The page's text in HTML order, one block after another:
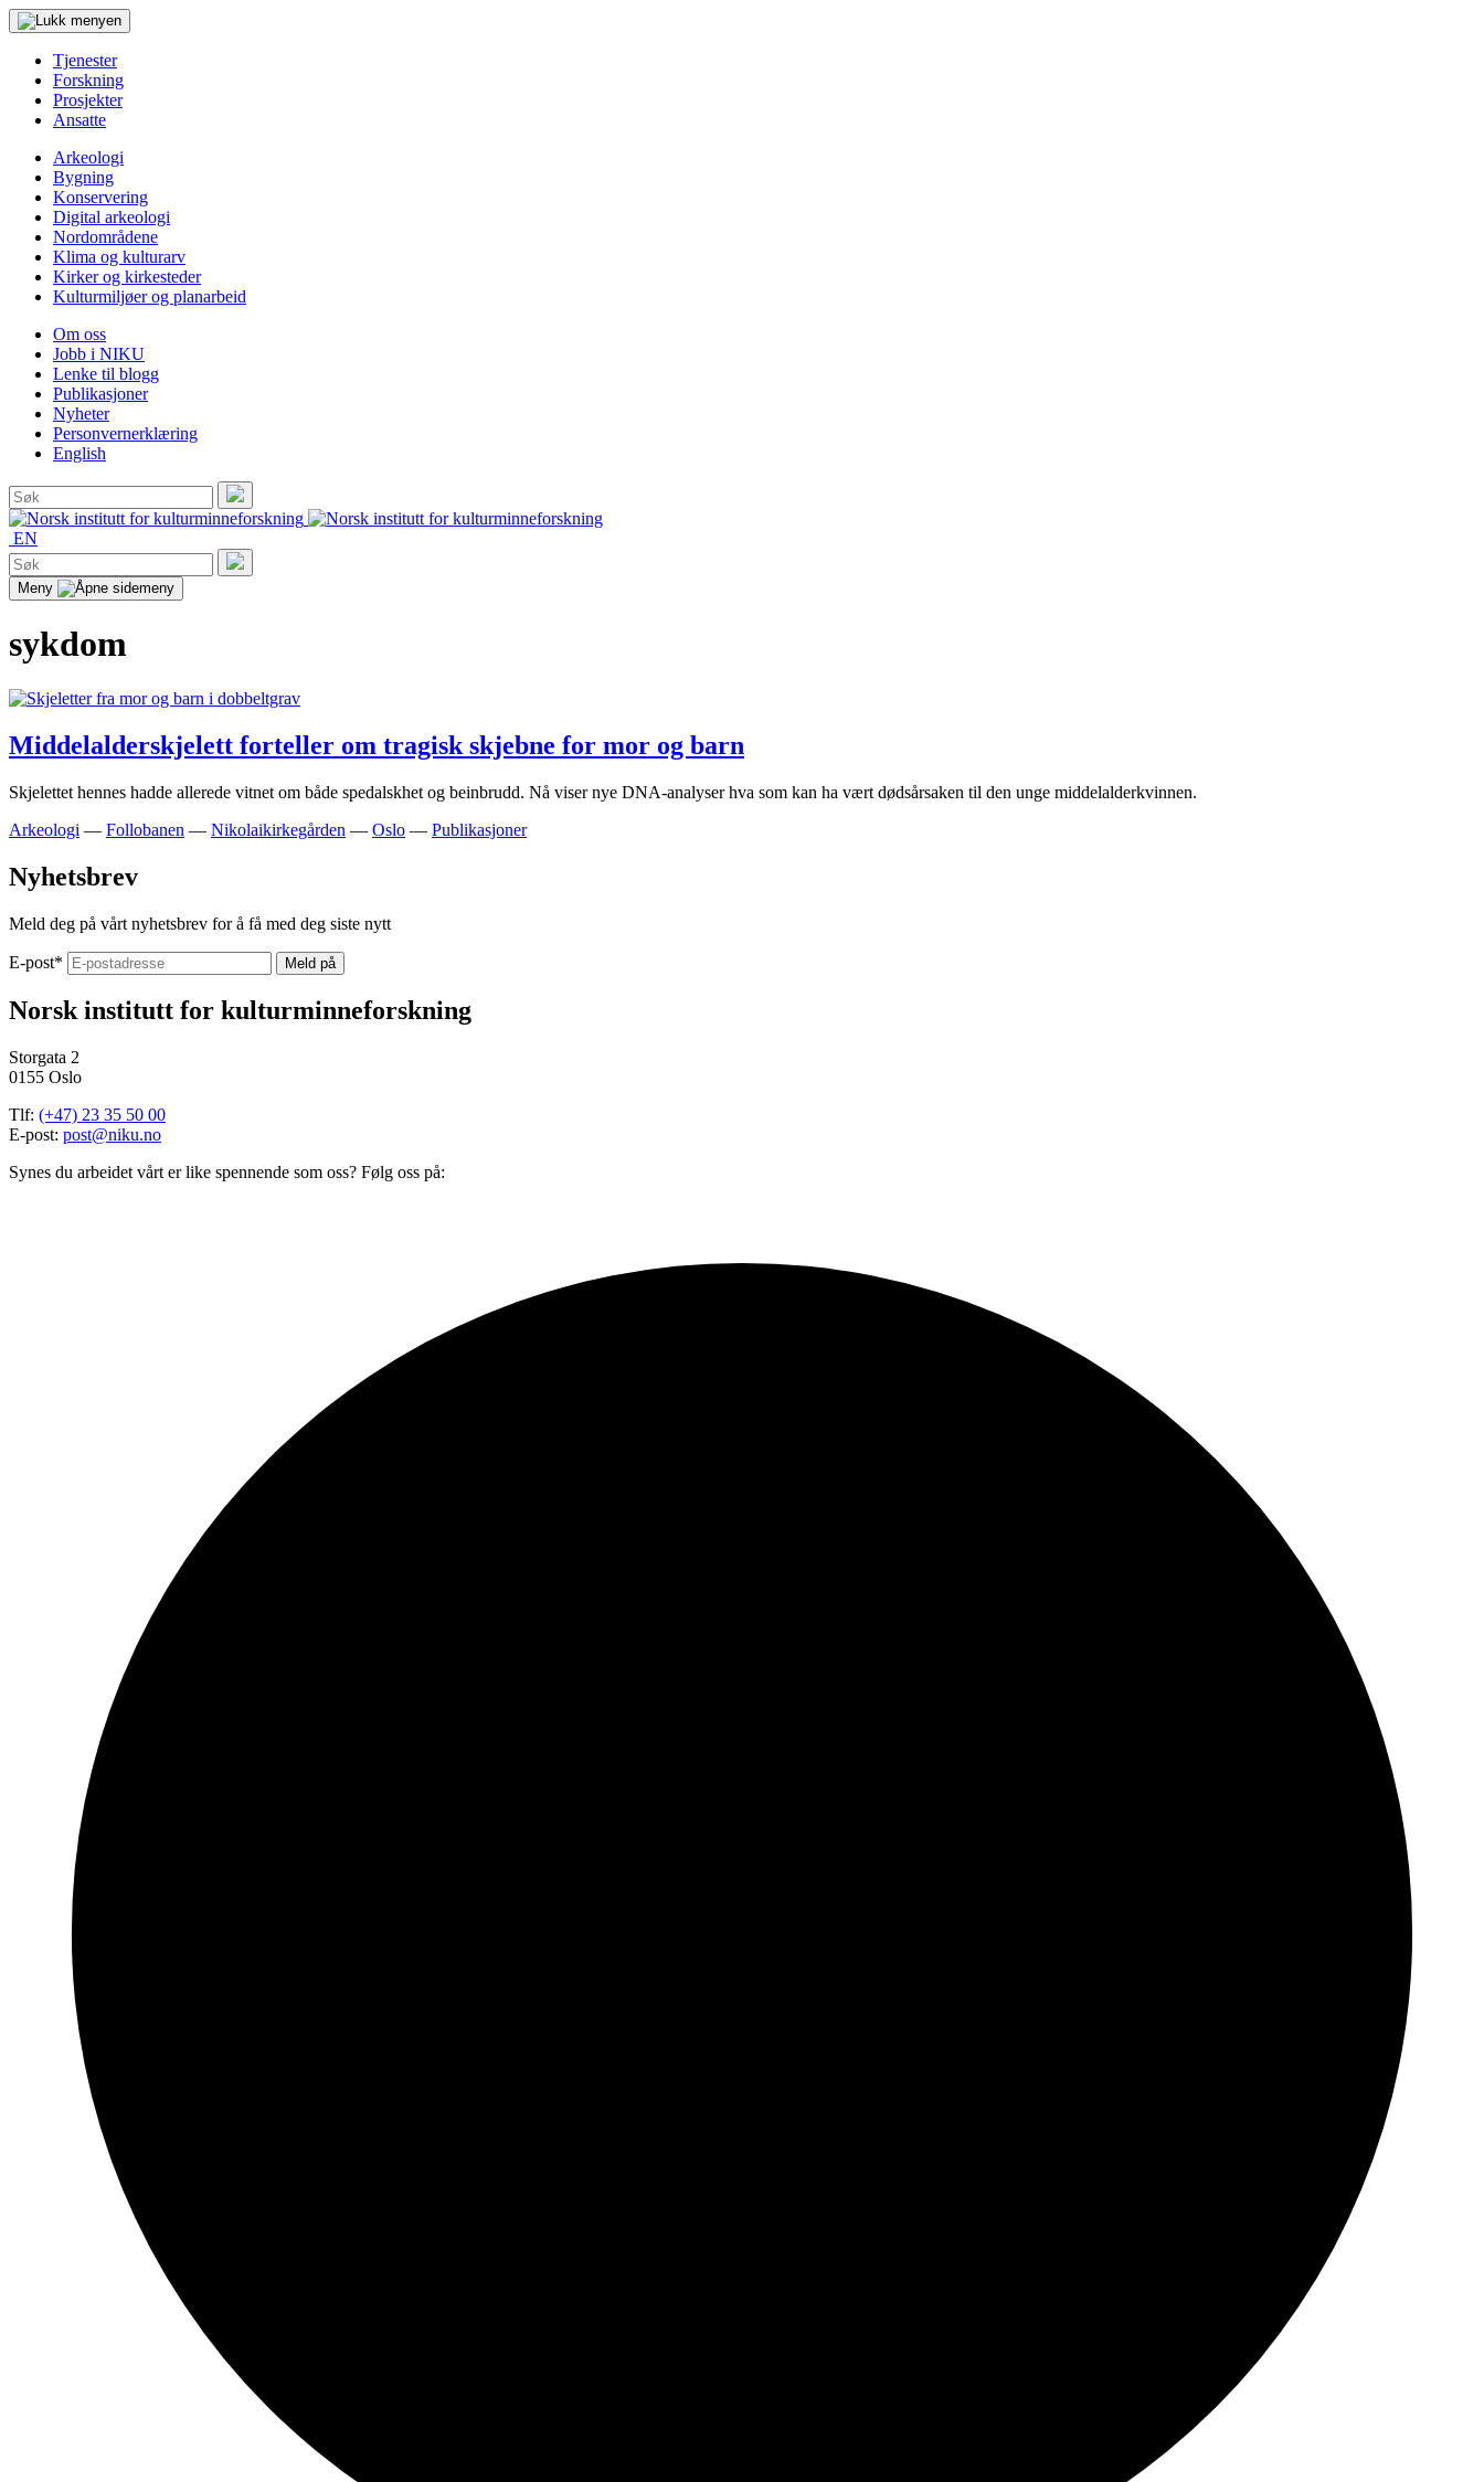
Tjenester
Forskning
Prosjekter
Ansatte
Arkeologi
Bygning
Konservering
Digital arkeologi
Nordområdene
Klima og kulturarv
Kirker og kirkesteder
Kulturmiljøer og planarbeid
Om oss
Jobb i NIKU
Lenke til blogg
Publikasjoner
Nyheter
Personvernerklæring
English
Søk
etter:
Søk
EN
Søk
etter:
Søk
Meny
sykdom
Middelalderskjelett forteller om tragisk skjebne for mor og barn
Skjelettet hennes hadde allerede vitnet om både spedalskhet og beinbrudd. Nå viser nye DNA-analyser hva som kan ha vært dødsårsaken til den unge middelalderkvinnen.
Arkeologi — Follobanen — Nikolaikirkegården — Oslo — Publikasjoner
Nyhetsbrev
Meld deg på vårt nyhetsbrev for å få med deg siste nytt
E-post*
Norsk institutt for kulturminneforskning
Storgata 2
0155 Oslo
Tlf: (+47) 23 35 50 00
E-post: post@niku.no
Synes du arbeidet vårt er like spennende som oss? Følg oss på: